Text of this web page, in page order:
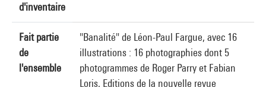
d'inventaire
Fait partie
de
l'ensemble
"Banalité" de Léon-Paul Fargue, avec 16
illustrations : 16 photographies dont 5
photogrammes de Roger Parry et Fabian
Loris, Editions de la nouvelle revue